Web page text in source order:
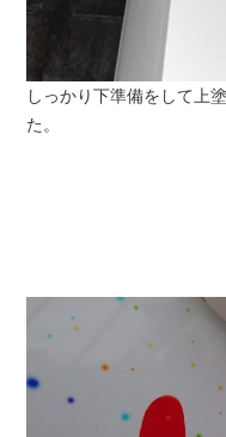
しっかり下準備をして上
た。